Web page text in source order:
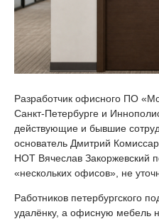
Разработчик офисного ПО
Санкт-Петербурге и
действующие и бывшие
основатель Дмитрий
НОТ Вячеслав Закоржевский
«нескольких офисов», не
Работников петербургского
удалёнку, а офисную мебель